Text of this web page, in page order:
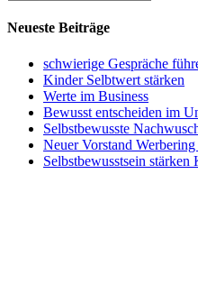
Neueste Beiträge
schwierige Gespräche
Kinder Selbtwert stärken
Werte im Business
Bewusst entscheiden im
Selbstbewusste
Neuer Vorstand
Selbstbewusstsein stärken